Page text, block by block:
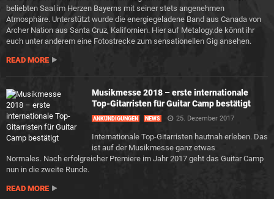
beliebten Saal im Herzen Bayerns mit seiner stets angenehmen
Atmosphäre. Unterstützt wurde die energiegeladene Band aus Canada von
Archer Nation aus Santa Cruz, Kalifornien. Hier auf Metalogy.de könnt ihr
euch unter anderem eine Fotostrecke zum sensationellen Gig ansehen.
READ MORE
Musikmesse 2018 – erste internationale
Top-Gitarristen für Guitar Camp bestätigt
ANKÜNDIGUNGEN NEWS 25. Dezember 2017
Internationale Top-Gitarristen hautnah erleben. Das
ist auf der Musikmesse ganz etwas
Normales. Nach erfolgreicher Premiere im Jahr 2017 geht das Guitar Camp
nun in die zweite Runde.
READ MORE